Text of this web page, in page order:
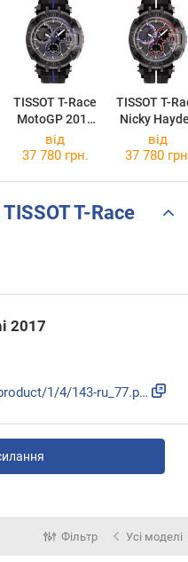
TISSOT T-Race
MotoGP 2017
Limited Edition
T092.417.37.0
TISSOT T-
Nicky
2017
від
37 780 грн.
від
37 780
T-Race
2017
https://tissot.ua/media/catalog/product/1/4/143-ru_77.pdf
Фільтр Усі моделі